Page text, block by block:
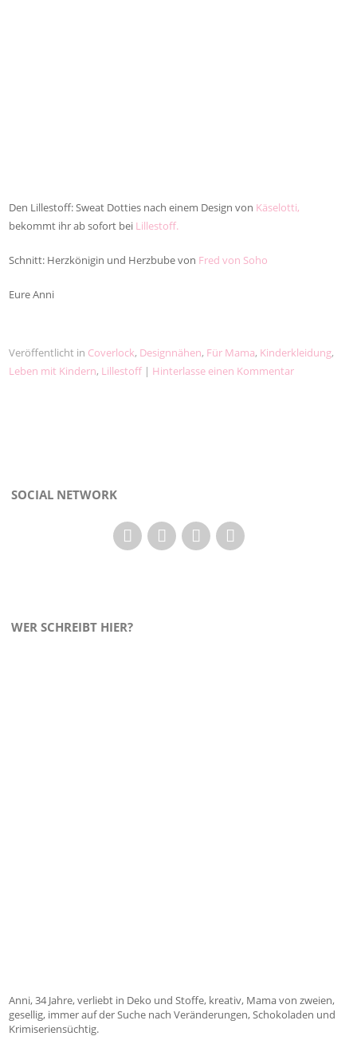
Den Lillestoff: Sweat Dotties nach einem Design von Käselotti,
bekommt ihr ab sofort bei Lillestoff.
Schnitt: Herzkönigin und Herzbube von Fred von Soho
Eure Anni
Veröffentlicht in Coverlock, Designnähen, Für Mama, Kinderkleidung,
Leben mit Kindern, Lillestoff | Hinterlasse einen Kommentar
SOCIAL NETWORK
WER SCHREIBT HIER?
Anni, 34 Jahre, verliebt in Deko und Stoffe, kreativ, Mama von zweien,
gesellig, immer auf der Suche nach Veränderungen, Schokoladen und
Krimiseriensüchtig.